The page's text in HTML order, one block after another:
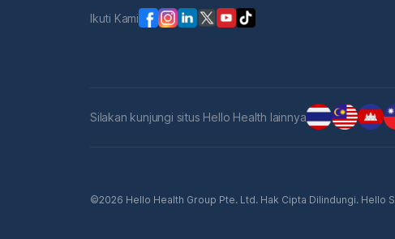
Ikuti Kami
Silakan kunjungi situs Hello Health lainnya
©2026 Hello Health Group Pte. Ltd. Hak Cipta Dilindungi.